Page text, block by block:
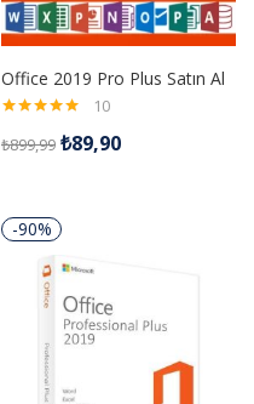
Office 2019 Pro Plus Satın Al
5.00oy aldı
10
₺899,99 ₺89,90
-90%